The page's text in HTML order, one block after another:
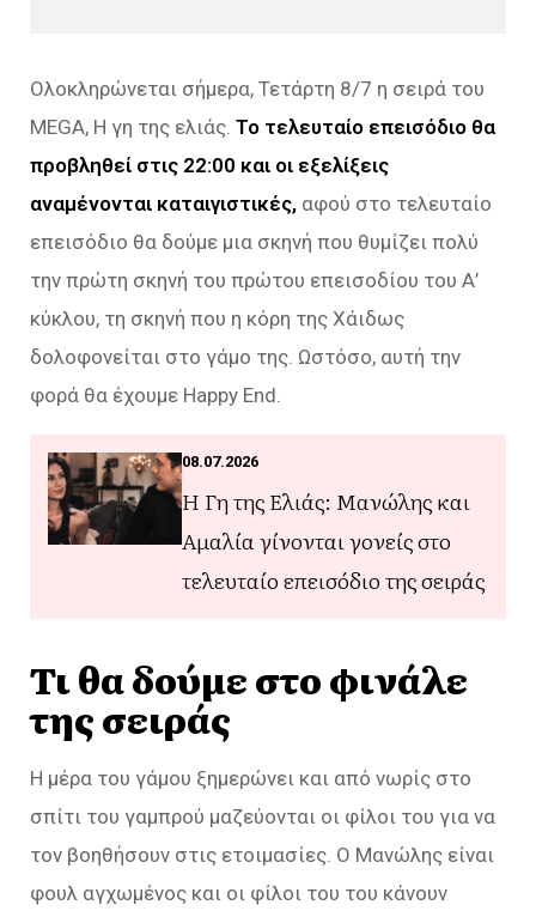
Ολοκληρώνεται σήμερα, Τετάρτη 8/7 η σειρά του
MEGA, H γη της ελιάς. Το τελευταίο επεισόδιο θα
προβληθεί στις 22:00 και οι εξελίξεις
αναμένονται καταιγιστικές, αφού στο τελευταίο
επεισόδιο θα δούμε μια σκηνή που θυμίζει πολύ
την πρώτη σκηνή του πρώτου επεισοδίου του Α’
κύκλου, τη σκηνή που η κόρη της Χάιδως
δολοφονείται στο γάμο της. Ωστόσο, αυτή την
φορά θα έχουμε Happy End.
08.07.2026
Η Γη της Ελιάς: Μανώλης και
Αμαλία γίνονται γονείς στο
τελευταίο επεισόδιο της σειράς
Τι θα δούμε στο φινάλε
της σειράς
Η μέρα του γάμου ξημερώνει και από νωρίς στο
σπίτι του γαμπρού μαζεύονται οι φίλοι του για να
τον βοηθήσουν στις ετοιμασίες. Ο Μανώλης είναι
φουλ αγχωμένος και οι φίλοι του του κάνουν